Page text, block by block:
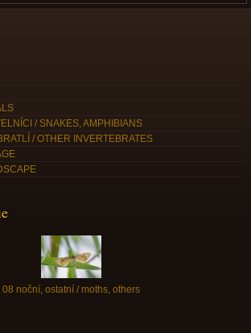
/ SNAKES, AMPHIBIANS
/ OTHER INVERTEBRATES
08 noční, ostatní / moths, others